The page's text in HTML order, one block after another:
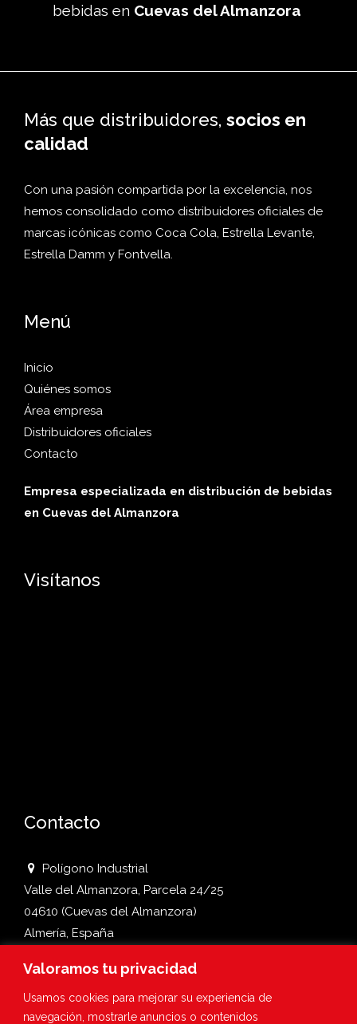
Valoramos tu privacidad
Usamos cookies para mejorar su experiencia de
navegación, mostrarle anuncios o contenidos
bebidas en Cuevas del Almanzora
Más que distribuidores, socios en
calidad
Con una pasión compartida por la excelencia, nos
hemos consolidado como distribuidores oficiales de
marcas icónicas como Coca Cola, Estrella Levante,
Estrella Damm y Fontvella.
Menú
Inicio
Quiénes somos
Área empresa
Distribuidores oficiales
Contacto
Empresa especializada en distribución de bebidas
en Cuevas del Almanzora
Visítanos
Contacto
Polígono Industrial
Valle del Almanzora, Parcela 24/25
04610 (Cuevas del Almanzora)
Almería, España
950 45 80 32
647 49 05 56
bebidasdjm@hotmail.com